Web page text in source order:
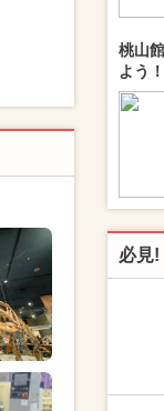
桃山
よう！
必見!